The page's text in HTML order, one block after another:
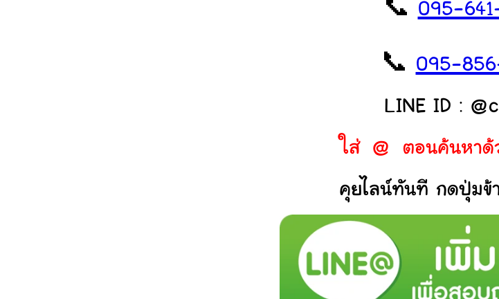
📞 095-
📞 095-
LINE ID :
ใส่ @ ตอนค้นหาด้
คุยไลน์ทันที กดปุ่มข้